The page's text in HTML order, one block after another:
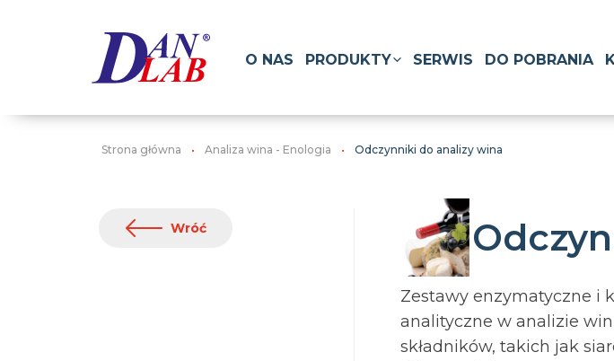
O NAS PRODUKTY SERWIS DO POBRANIA
Strona główna Analiza wina - Enologia Odczynniki do analizy wina
Wróć
Zestawy enzymatyczne i
analityczne w analizie
składników, takich jak